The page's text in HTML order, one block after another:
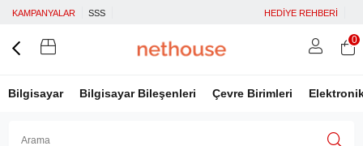
KAMPANYALAR SSS HEDİYE REHBERİ
Bilgisayar Bilgisayar Bileşenleri Çevre Birimleri
0